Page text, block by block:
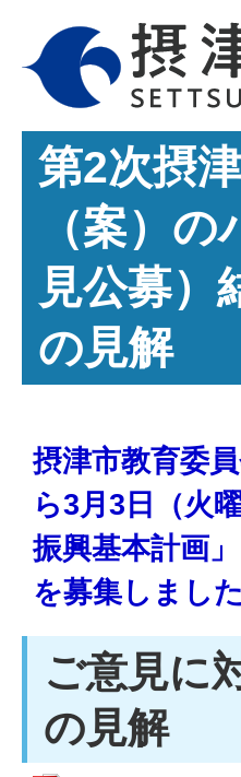
第2次摂
（案）
見公募）
の見解
摂津市教育委
ら3月3日（火
振興基本計画
を募集しました
ご意見に
の見解